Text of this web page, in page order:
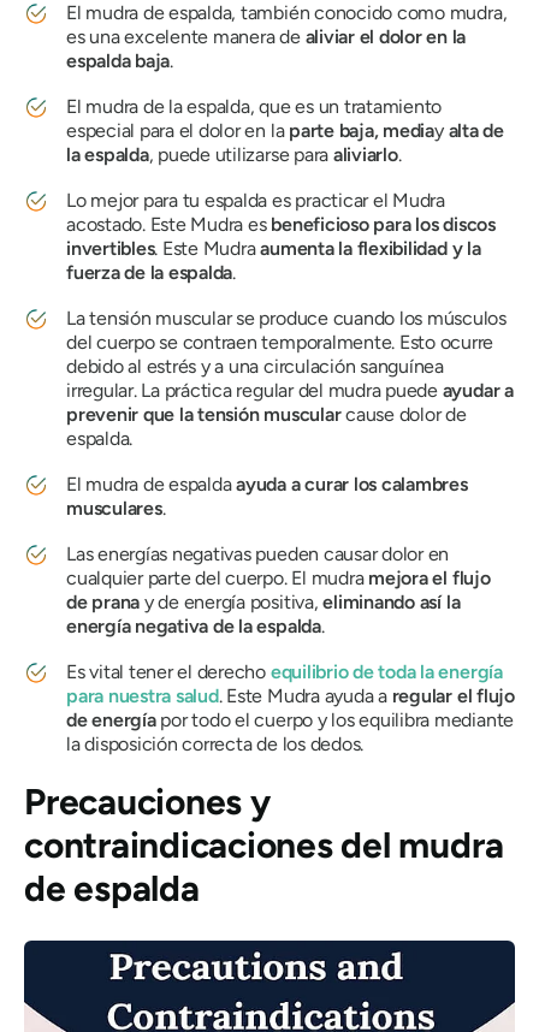
El mudra de espalda, también conocido como mudra,
es una excelente manera de aliviar el dolor en la
espalda baja.
El mudra de la espalda, que es un tratamiento
especial para el dolor en la parte baja, mediay altade
la espalda, puede utilizarse para aliviarlo.
Lo mejor para tu espalda es practicarel Mudra
acostado. Este Mudra es beneficioso para los discos
invertibles. Este Mudraaumenta la flexibilidad y la
fuerza de la espalda.
La tensión muscular se produce cuando los músculos
del cuerpo se contraen temporalmente. Esto ocurre
debido al estrés y a una circulación sanguínea
irregular. La práctica regular del mudrapuede ayudar a
prevenir que la tensión muscularcause dolor de
espalda.
El mudra de espaldaayuda a curar los calambres
musculares.
Las energías negativas pueden causar dolor en
cualquier parte del cuerpo. El mudra mejora el flujo
de prana y de energía positiva,eliminando así la
energía negativa de la espalda.
Es vital tener el derecho equilibrio de toda la energía
para nuestra salud. Este Mudraayuda a regular el flujo
de energíapor todo el cuerpo y los equilibra mediante
la disposición correcta de los dedos.
Precauciones y
contraindicacionesdel mudra
de espalda